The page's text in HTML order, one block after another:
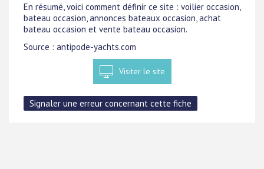
En résumé, voici comment définir ce site : voilier occasion,
bateau occasion, annonces bateaux occasion, achat
bateau occasion et vente bateau occasion.
Source : antipode-yachts.com
Visiter le site